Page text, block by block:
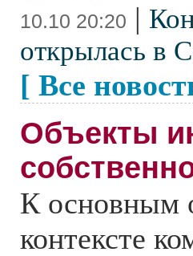
10.10 20:20 |
открылась в
[ Все
Объекты
К основным
контексте